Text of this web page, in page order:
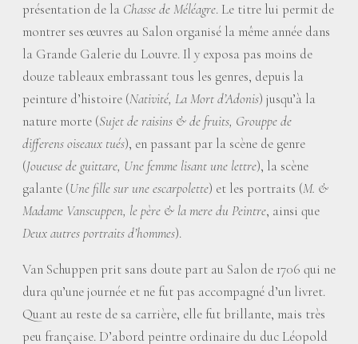
présentation de la Chasse de Méléagre. Le titre lui permit de
montrer ses œuvres au Salon organisé la même année dans
la Grande Galerie du Louvre. Il y exposa pas moins de
douze tableaux embrassant tous les genres, depuis la
peinture d’histoire (Nativité, La Mort d’Adonis) jusqu’à la
nature morte (Sujet de raisins & de fruits, Grouppe de
differens oiseaux tués), en passant par la scène de genre
(Joueuse de guittare, Une femme lisant une lettre), la scène
galante (Une fille sur une escarpolette) et les portraits (M. &
Madame Vanscuppen, le père & la mere du Peintre, ainsi que
Deux autres portraits d’hommes).
Van Schuppen prit sans doute part au Salon de 1706 qui ne
dura qu’une journée et ne fut pas accompagné d’un livret.
Quant au reste de sa carrière, elle fut brillante, mais très
peu française. D’abord peintre ordinaire du duc Léopold